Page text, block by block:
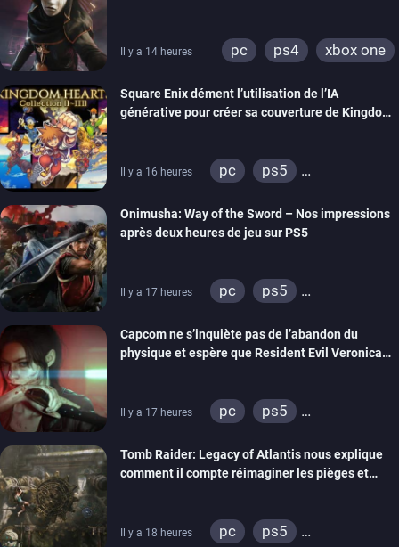
Il y a 14 heures pc ps4 xbox one
Square Enix dément l’utilisation de l’IA
générative pour créer sa couverture de Kingdom
Il y a 16 heures pc
ps5
Onimusha: Way of the Sword – Nos impressions
après deux heures de jeu sur PS5
Il y a 17 heures pc
ps5
Capcom ne s’inquiète pas de l’abandon du
physique et espère que Resident Evil Veronica
Il y a 17 heures pc
ps5
Tomb Raider: Legacy of Atlantis nous explique
comment il compte réimaginer les pièges et
Il y a 18 heures pc
ps5